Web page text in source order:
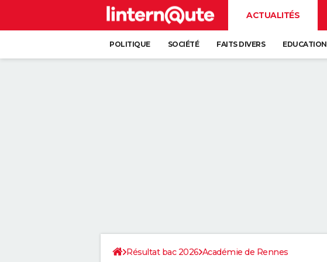
ACTUALITÉS
POLITIQUE SOCIÉTÉ FAITS DIVERS EDUCATION
Résultat bac 2026 Académie de Rennes